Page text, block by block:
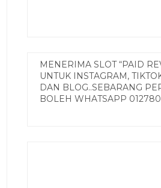
MENERIMA SLOT “PAID
UNTUK INSTAGRAM,
DAN BLOG..SEBARANG
BOLEH WHATSAPP